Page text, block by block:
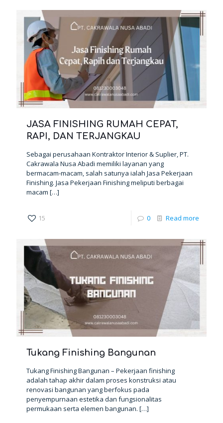
JASA FINISHING RUMAH CEPAT,
RAPI, DAN TERJANGKAU
Sebagai perusahaan Kontraktor Interior & Suplier, PT.
Cakrawala Nusa Abadi memiliki layanan yang
bermacam-macam, salah satunya ialah Jasa Pekerjaan
Finishing. Jasa Pekerjaan Finishing meliputi berbagai
macam […]
15 0 Read more
Tukang Finishing Bangunan
Tukang Finishing Bangunan – Pekerjaan finishing
adalah tahap akhir dalam proses konstruksi atau
renovasi bangunan yang berfokus pada
penyempurnaan estetika dan fungsionalitas
permukaan serta elemen bangunan. […]